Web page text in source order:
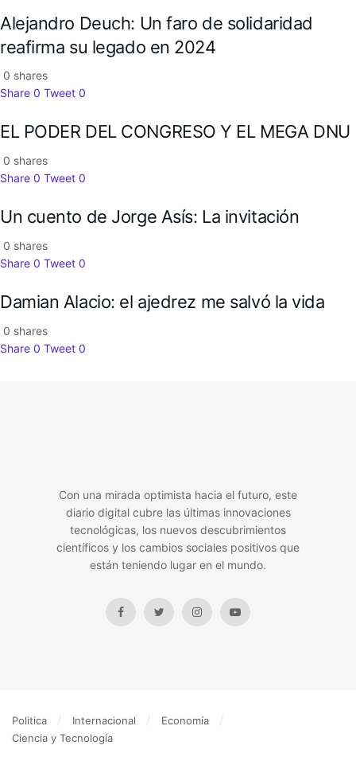
Alejandro Deuch: Un faro de solidaridad
reafirma su legado en 2024
0 shares
Share 0 Tweet 0
EL PODER DEL CONGRESO Y EL MEGA DNU
0 shares
Share 0 Tweet 0
Un cuento de Jorge Asís: La invitación
0 shares
Share 0 Tweet 0
Damian Alacio: el ajedrez me salvó la vida
0 shares
Share 0 Tweet 0
Con una mirada optimista hacia el futuro, este
diario digital cubre las últimas innovaciones
tecnológicas, los nuevos descubrimientos
científicos y los cambios sociales positivos que
están teniendo lugar en el mundo.
Politica Internacional
Economía
Ciencia y Tecnología